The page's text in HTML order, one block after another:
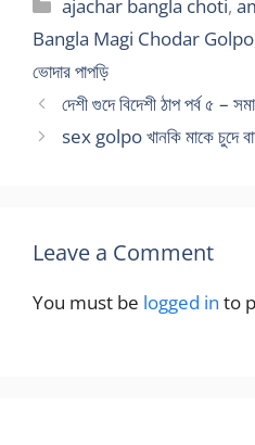
ajachar bangla choti,
Bangla Magi Chodar Golpo
ভোদার পাপড়ি
দেশী গুদে বিদেশী ঠাপ পর্ব ৫ –
sex golpo খানকি মাকে চুদে
Leave a Comment
You must be logged in to